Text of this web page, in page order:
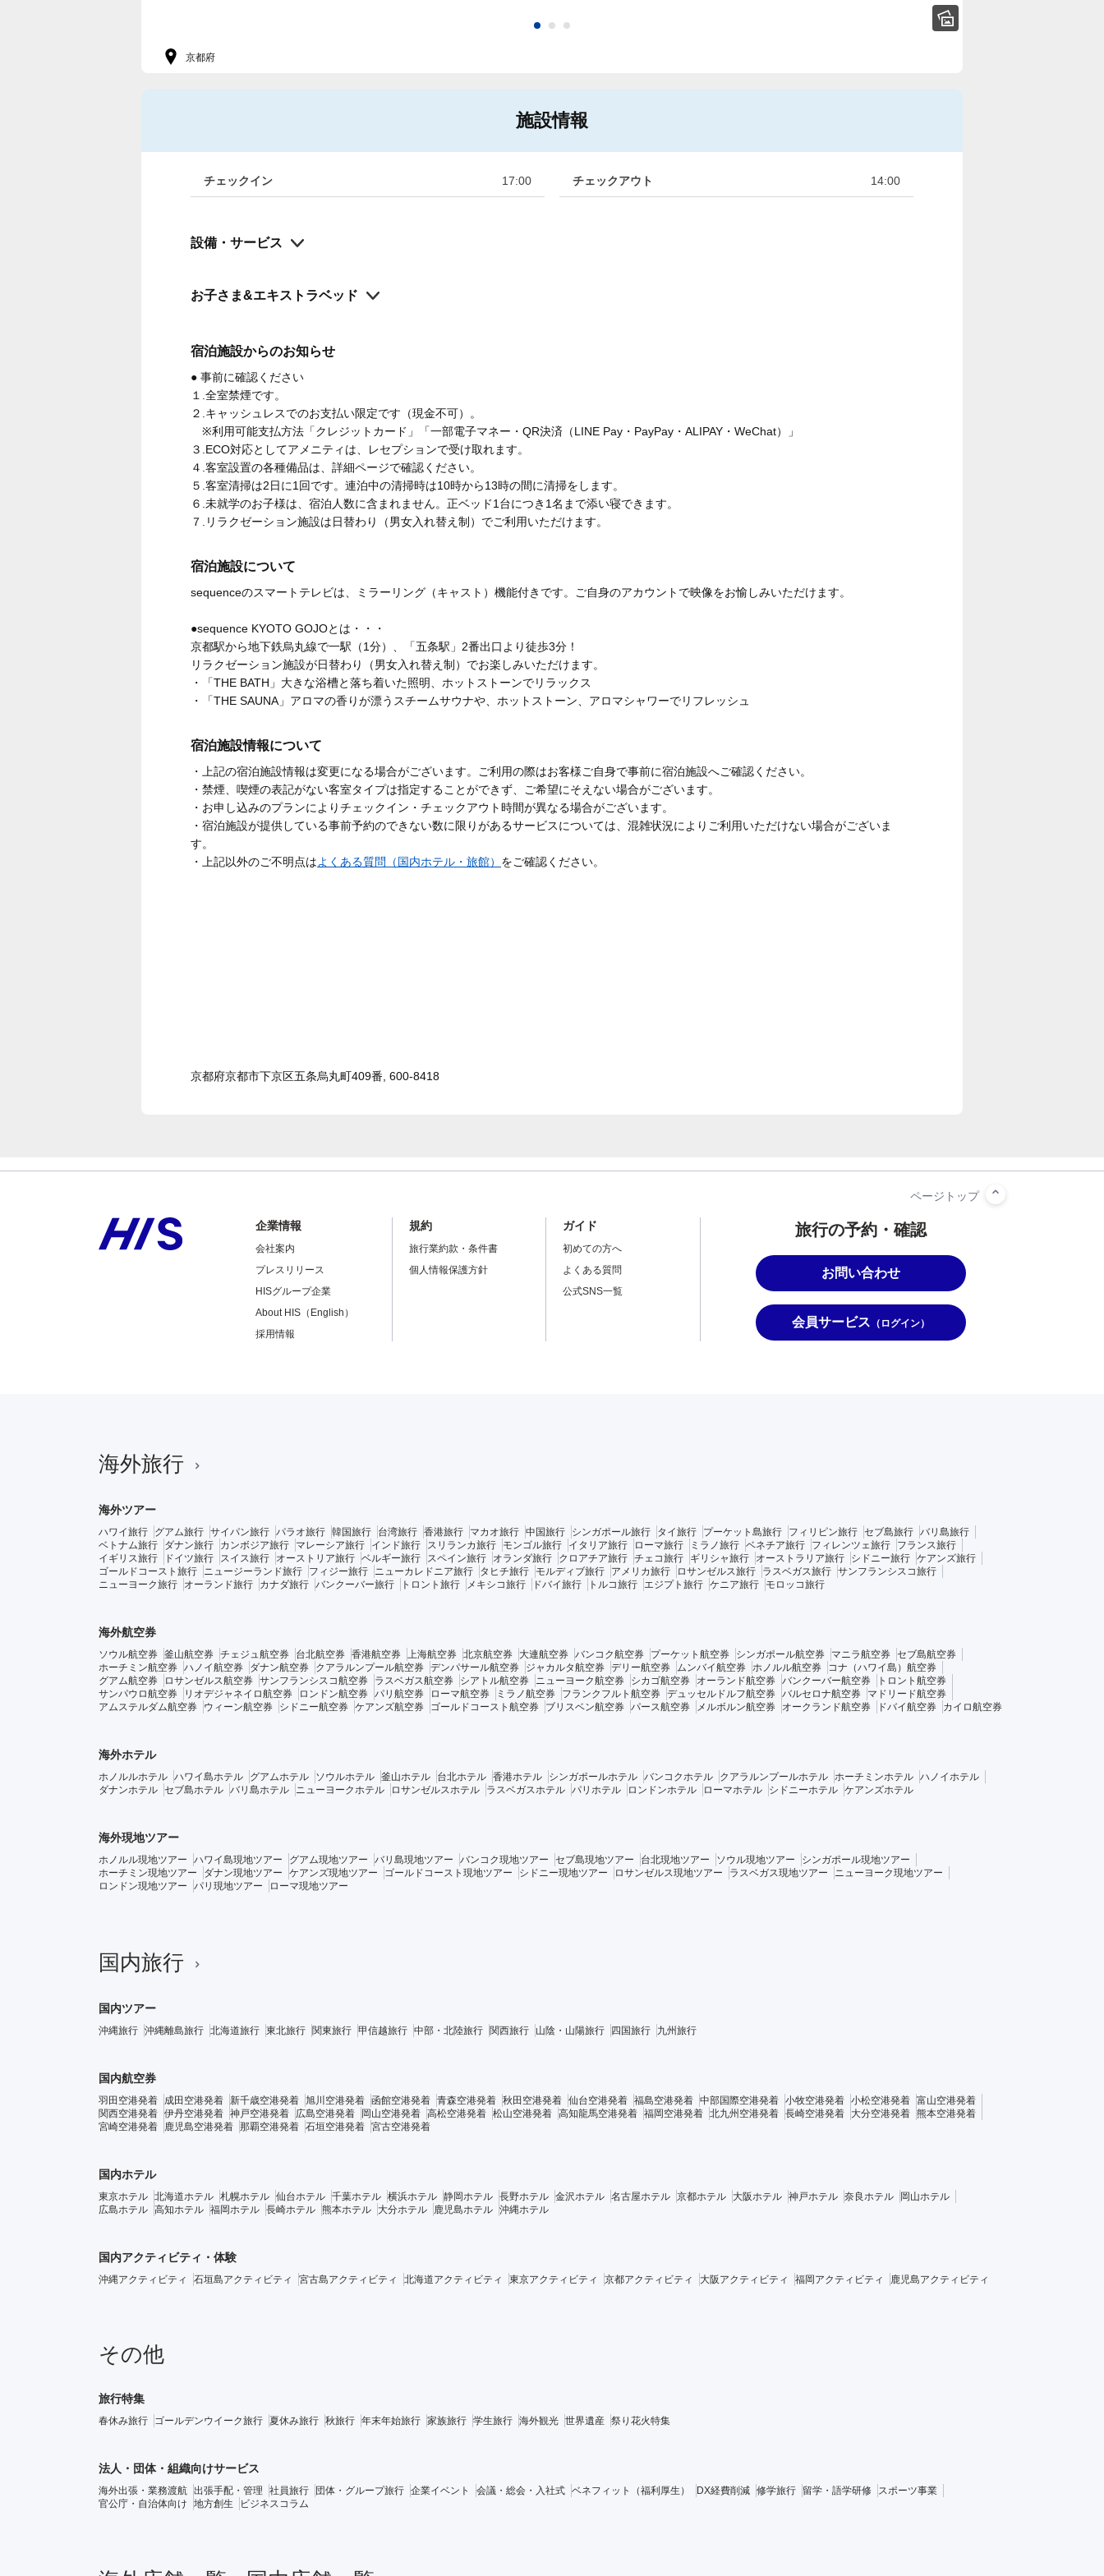
京都府
施設情報
チェックイン 17:00 チェックアウト 14:00
設備・サービス
お子さま&エキストラベッド
宿泊施設からのお知らせ
● 事前に確認ください
１.全室禁煙です。
２.キャッシュレスでのお支払い限定です（現金不可）。
※利用可能支払方法「クレジットカード」「一部電子マネー・QR決済（LINE Pay・PayPay・ALIPAY・WeChat）」
３.ECO対応としてアメニティは、レセプションで受け取れます。
４.客室設置の各種備品は、詳細ページで確認ください。
５.客室清掃は2日に1回です。連泊中の清掃時は10時から13時の間に清掃をします。
６.未就学のお子様は、宿泊人数に含まれません。正ベッド1台につき1名まで添い寝できます。
７.リラクゼーション施設は日替わり（男女入れ替え制）でご利用いただけます。
宿泊施設について
sequenceのスマートテレビは、ミラーリング（キャスト）機能付きです。ご自身のアカウントで映像をお愉しみいただけます。
●sequence KYOTO GOJOとは・・・
京都駅から地下鉄烏丸線で一駅（1分）、「五条駅」2番出口より徒歩3分！
リラクゼーション施設が日替わり（男女入れ替え制）でお楽しみいただけます。
・「THE BATH」大きな浴槽と落ち着いた照明、ホットストーンでリラックス
・「THE SAUNA」アロマの香りが漂うスチームサウナや、ホットストーン、アロマシャワーでリフレッシュ
宿泊施設情報について
・上記の宿泊施設情報は変更になる場合がございます。ご利用の際はお客様ご自身で事前に宿泊施設へご確認ください。
・禁煙、喫煙の表記がない客室タイプは指定することができず、ご希望にそえない場合がございます。
・お申し込みのプランによりチェックイン・チェックアウト時間が異なる場合がございます。
・宿泊施設が提供している事前予約のできない数に限りがあるサービスについては、混雑状況によりご利用いただけない場合がございま
す。
・上記以外のご不明点はよくある質問（国内ホテル・旅館） をご確認ください。
京都府京都市下京区五条烏丸町409番, 600-8418
旅行の予約・確認
お問い合わせ
会員サービス （ログイン）
企業情報
会社案内
プレスリリース
HISグループ企業
About HIS（English）
採用情報
規約
旅行業約款・条件書
個人情報保護方針
ガイド
初めての方へ
よくある質問
公式SNS一覧
海外旅行
海外ツアー
ハワイ旅行 グアム旅行 サイパン旅行 パラオ旅行 韓国旅行 台湾旅行 香港旅行 マカオ旅行 中国旅行 シンガポール旅行 タイ旅行 プーケット島旅行 フィリピン旅行 セブ島旅行 バリ島旅行
ベトナム旅行
ダナン旅行 カンボジア旅行 マレーシア旅行 インド旅行 スリランカ旅行 モンゴル旅行 イタリア旅行 ローマ旅行 ミラノ旅行 ベネチア旅行 フィレンツェ旅行
フランス旅行
イギリス旅行
ドイツ旅行 スイス旅行 オーストリア旅行 ベルギー旅行 スペイン旅行 オランダ旅行 クロアチア旅行 チェコ旅行 ギリシャ旅行 オーストラリア旅行 シドニー旅行 ケアンズ旅行
ゴールドコースト旅行
ニュージーランド旅行 フィジー旅行 ニューカレドニア旅行 タヒチ旅行 モルディブ旅行 アメリカ旅行 ロサンゼルス旅行 ラスベガス旅行 サンフランシスコ旅行
ニューヨーク旅行
オーランド旅行 カナダ旅行 バンクーバー旅行 トロント旅行 メキシコ旅行 ドバイ旅行 トルコ旅行 エジプト旅行 ケニア旅行 モロッコ旅行
海外航空券
ソウル航空券 釜山航空券 チェジュ航空券 台北航空券 香港航空券 上海航空券 北京航空券 大連航空券 バンコク航空券 プーケット航空券 シンガポール航空券 マニラ航空券 セブ島航空券
ホーチミン航空券 ハノイ航空券 ダナン航空券 クアラルンプール航空券 デンパサール航空券 ジャカルタ航空券 デリー航空券 ムンバイ航空券 ホノルル航空券
コナ（ハワイ島）航空券
グアム航空券
ロサンゼルス航空券 サンフランシスコ航空券 ラスベガス航空券 シアトル航空券 ニューヨーク航空券 シカゴ航空券 オーランド航空券 バンクーバー航空券
トロント航空券
サンパウロ航空券
リオデジャネイロ航空券 ロンドン航空券 パリ航空券 ローマ航空券 ミラノ航空券 フランクフルト航空券 デュッセルドルフ航空券 バルセロナ航空券
マドリード航空券
アムステルダム航空券
ウィーン航空券 シドニー航空券 ケアンズ航空券 ゴールドコースト航空券 ブリスベン航空券 パース航空券 メルボルン航空券 オークランド航空券 ドバイ航空券 カイロ航空券
海外ホテル
ホノルルホテル ハワイ島ホテル グアムホテル ソウルホテル 釜山ホテル 台北ホテル 香港ホテル シンガポールホテル バンコクホテル クアラルンプールホテル ホーチミンホテル ハノイホテル
ダナンホテル セブ島ホテル バリ島ホテル ニューヨークホテル ロサンゼルスホテル ラスベガスホテル パリホテル ロンドンホテル ローマホテル シドニーホテル ケアンズホテル
海外現地ツアー
ホノルル現地ツアー ハワイ島現地ツアー グアム現地ツアー バリ島現地ツアー バンコク現地ツアー セブ島現地ツアー 台北現地ツアー ソウル現地ツアー
シンガポール現地ツアー
ホーチミン現地ツアー
ダナン現地ツアー ケアンズ現地ツアー ゴールドコースト現地ツアー シドニー現地ツアー ロサンゼルス現地ツアー ラスベガス現地ツアー
ニューヨーク現地ツアー
ロンドン現地ツアー
パリ現地ツアー ローマ現地ツアー
国内旅行
国内ツアー
沖縄旅行 沖縄離島旅行 北海道旅行 東北旅行 関東旅行 甲信越旅行 中部・北陸旅行 関西旅行 山陰・山陽旅行 四国旅行 九州旅行
国内航空券
羽田空港発着 成田空港発着 新千歳空港発着 旭川空港発着 函館空港発着 青森空港発着 秋田空港発着 仙台空港発着 福島空港発着 中部国際空港発着 小牧空港発着 小松空港発着 富山空港発着
関西空港発着 伊丹空港発着 神戸空港発着 広島空港発着 岡山空港発着 高松空港発着 松山空港発着 高知龍馬空港発着 福岡空港発着 北九州空港発着 長崎空港発着 大分空港発着 熊本空港発着
宮崎空港発着
鹿児島空港発着 那覇空港発着 石垣空港発着 宮古空港発着
国内ホテル
東京ホテル 北海道ホテル 札幌ホテル 仙台ホテル 千葉ホテル 横浜ホテル 静岡ホテル 長野ホテル 金沢ホテル 名古屋ホテル 京都ホテル 大阪ホテル 神戸ホテル 奈良ホテル
岡山ホテル
広島ホテル 高知ホテル 福岡ホテル 長崎ホテル 熊本ホテル 大分ホテル 鹿児島ホテル 沖縄ホテル
国内アクティビティ・体験
沖縄アクティビティ 石垣島アクティビティ 宮古島アクティビティ 北海道アクティビティ 東京アクティビティ 京都アクティビティ 大阪アクティビティ 福岡アクティビティ 鹿児島アクティビティ
その他
旅行特集
春休み旅行 ゴールデンウイーク旅行 夏休み旅行 秋旅行 年末年始旅行 家族旅行 学生旅行 海外観光 世界遺産 祭り花火特集
法人・団体・組織向けサービス
海外出張・業務渡航 出張手配・管理 社員旅行 団体・グループ旅行 企業イベント 会議・総会・入社式 ベネフィット（福利厚生） DX経費削減 修学旅行 留学・語学研修
スポーツ事業
官公庁・自治体向け
地方創生 ビジネスコラム